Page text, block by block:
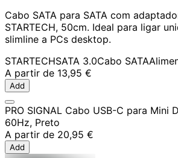
Cabo SATA para SATA com
STARTECH, 50cm. Ideal para ligar
slimline a PCs desktop.
STARTECHSATA 3.0Cabo SATA
A partir de 13,95 €
Add
PRO SIGNAL Cabo USB-C para Mini
60Hz, Preto
A partir de 20,95 €
Add